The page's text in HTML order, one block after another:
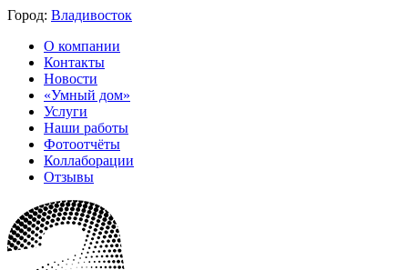
Город: Владивосток
О компании
Контакты
Новости
«Умный дом»
Услуги
Наши работы
Фотоотчёты
Коллаборации
Отзывы